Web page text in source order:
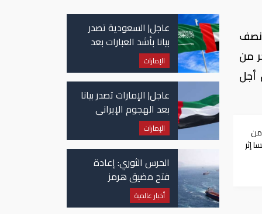
نصف
من
أجل
إثر
عاجل| السعودية تصدر
بيانا بأشد العبارات بعد
استهداف إيران لناقلة
إماراتية
الإمارات
عاجل| الإمارات تصدر بيانا
بعد الهجوم الإيراني
على سفينة تابعة
لـ"أدنوك"
الإمارات
الحرس الثوري: إعادة
فتح مضيق هرمز
مرهونة بقبول واشنطن
الكامل لشروط طهران
أخبار عالمية